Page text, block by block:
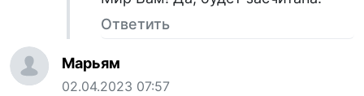
Ответить
Марьям
02.04.2023 07:57